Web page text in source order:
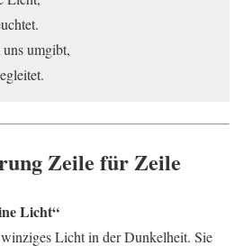
umgibt,
Zeile für Zeile
Licht“
Licht in der Dunkelheit. Sie